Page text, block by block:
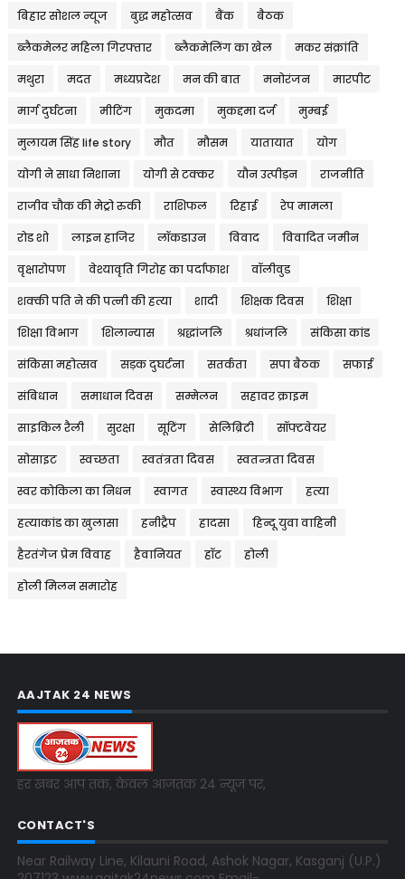
बिहार सोशल न्यूज बुद्ध महोत्सव बैंक बैठक
ब्लैकमेलर महिला गिरफ्तार ब्लैकमेलिंग का खेल मकर संक्रांति
मथुरा मदत मध्यप्रदेश मन की बात मनोरंजन मारपीट
मार्ग दुर्घटना मीटिंग मुकदमा मुकद्दमा दर्ज मुम्बई
मुलायम सिंह life story मौत मौसम यातायात योग
योगी ने साधा निशाना योगी से टक्कर यौन उत्पीड़न राजनीति
राजीव चौक की मेट्रो रुकी राशिफल रिहाई रेप मामला
रोड शो लाइन हाजिर लॉकडाउन विवाद विवादित जमीन
वृक्षारोपण वेश्यावृति गिरोह का पर्दाफाश वॉलीवुड
शक्की पति ने की पत्नी की हत्या शादी शिक्षक दिवस शिक्षा
शिक्षा विभाग शिलान्यास श्रद्धांजलि श्रधांजलि संकिसा कांड
संकिसा महोत्सव सड़क दुघर्टना सतर्कता सपा बैठक सफाई
संबिधान समाधान दिवस सम्मेलन सहावर क्राइम
साइकिल रैली सुरक्षा सूटिंग सेलिब्रिटी सॉफ्टवेयर
सोसाइट स्वच्छता स्वतंत्रता दिवस स्वतन्त्रता दिवस
स्वर कोकिला का निधन स्वागत स्वास्थ्य विभाग हत्या
हत्याकांड का खुलासा हनीट्रैप हादसा हिन्दू युवा वाहिनी
हैरतंगेज प्रेम विवाह हैवानियत हॉट होली
होली मिलन समारोह
AAJTAK 24 NEWS
हर खबर आप तक, केवल आजतक 24 न्यूज पर,
CONTACT'S
Near Railway Line, Kilauni Road, Ashok Nagar, Kasganj (U.P.)